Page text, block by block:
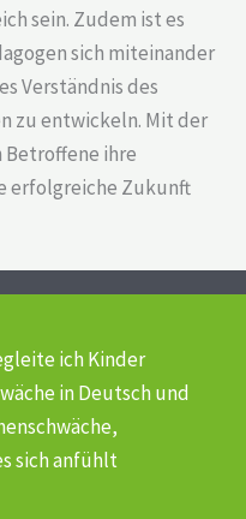
sein. Zudem ist es
sich miteinander
Verständnis des
zu entwickeln. Mit der
ihre
erfolgreiche Zukunft
ich Kinder
in Deutsch und
sich anfühlt